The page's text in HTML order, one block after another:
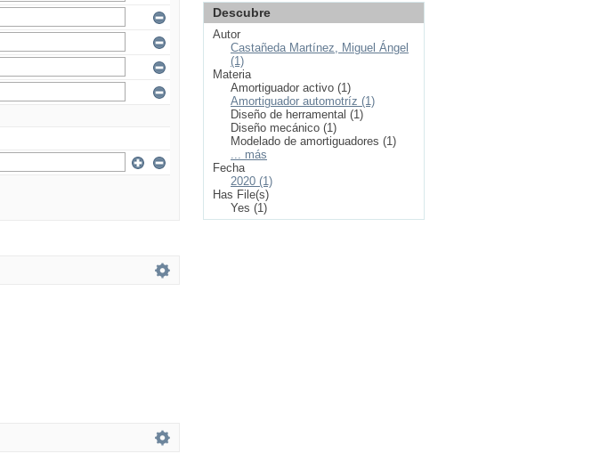
Descubre
Autor
Castañeda Martínez, Miguel Ángel
(1)
Materia
Amortiguador activo (1)
Amortiguador automotríz (1)
Diseño de herramental (1)
Diseño mecánico (1)
Modelado de amortiguadores (1)
... más
Fecha
2020 (1)
Has File(s)
Yes (1)